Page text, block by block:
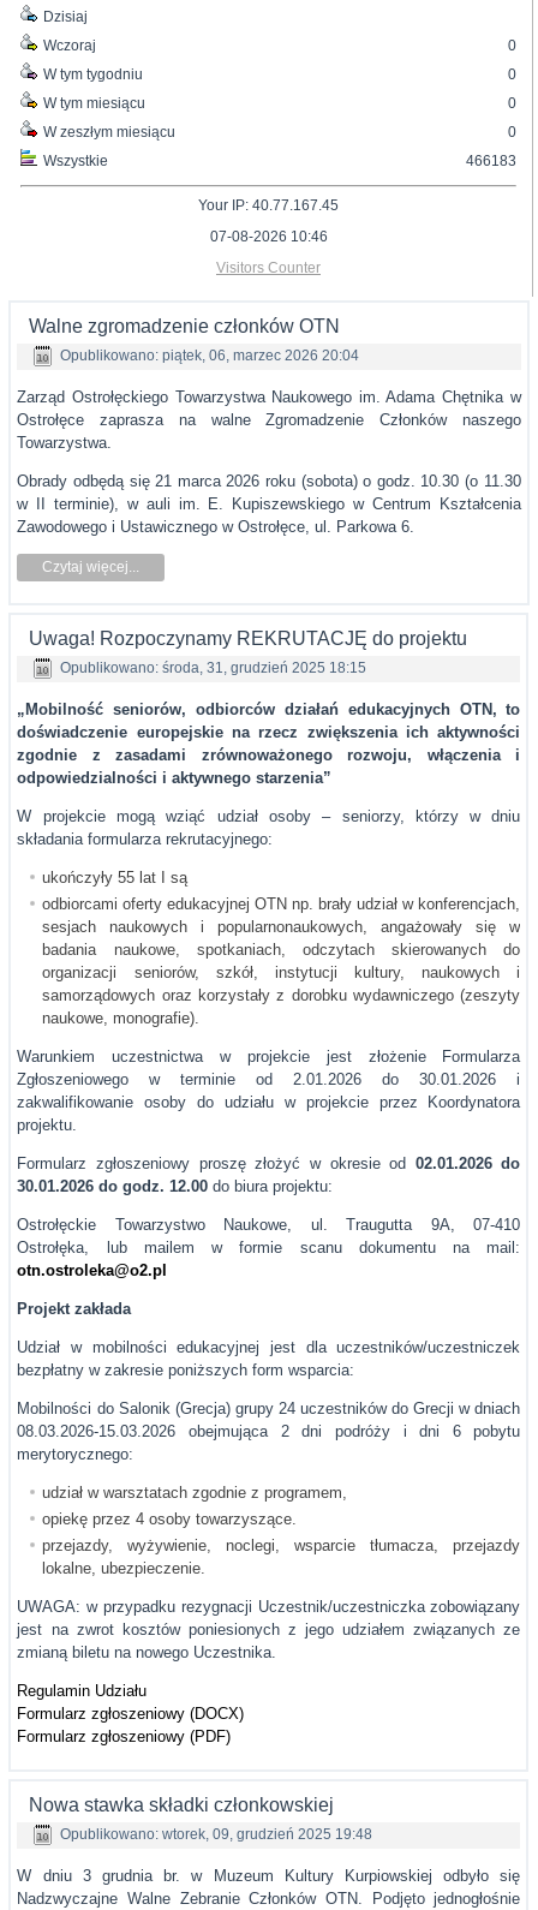
Dzisiaj
Wczoraj
W tym tygodniu
W tym miesiącu
W zeszłym miesiącu
Wszystkie
0
0
0
0
466183
Your IP: 40.77.167.45
07-08-2026 10:46
Visitors Counter
Walne zgromadzenie członków OTN
Opublikowano: piątek, 06, marzec 2026 20:04
Zarząd Ostrołęckiego Towarzystwa Naukowego im. Adama Chętnika w
Ostrołęce zaprasza na walne Zgromadzenie Członków naszego
Towarzystwa.
Obrady odbędą się 21 marca 2026 roku (sobota) o godz. 10.30 (o 11.30
w II terminie), w auli im. E. Kupiszewskiego w Centrum Kształcenia
Zawodowego i Ustawicznego w Ostrołęce, ul. Parkowa 6.
Czytaj więcej...
Uwaga! Rozpoczynamy REKRUTACJĘ do projektu
Opublikowano: środa, 31, grudzień 2025 18:15
„Mobilność seniorów, odbiorców działań edukacyjnych OTN, to
doświadczenie europejskie na rzecz zwiększenia ich aktywności
zgodnie z zasadami zrównoważonego rozwoju, włączenia i
odpowiedzialności i aktywnego starzenia”
W projekcie mogą wziąć udział osoby – seniorzy, którzy w dniu
składania formularza rekrutacyjnego:
ukończyły 55 lat I są
odbiorcami oferty edukacyjnej OTN np. brały udział w konferencjach,
sesjach naukowych i popularnonaukowych, angażowały się w
badania naukowe, spotkaniach, odczytach skierowanych do
organizacji seniorów, szkół, instytucji kultury, naukowych i
samorządowych oraz korzystały z dorobku wydawniczego (zeszyty
naukowe, monografie).
Warunkiem uczestnictwa w projekcie jest złożenie Formularza
Zgłoszeniowego w terminie od 2.01.2026 do 30.01.2026 i
zakwalifikowanie osoby do udziału w projekcie przez Koordynatora
projektu.
Formularz zgłoszeniowy proszę złożyć w okresie od 02.01.2026 do
30.01.2026 do godz. 12.00do biura projektu:
Ostrołęckie Towarzystwo Naukowe, ul. Traugutta 9A, 07-410
Ostrołęka, lub mailem w formie scanu dokumentu na mail:
otn.ostroleka@o2.pl
Projekt zakłada
Udział w mobilności edukacyjnej jest dla uczestników/uczestniczek
bezpłatny w zakresie poniższych form wsparcia:
Mobilności do Salonik (Grecja) grupy 24 uczestników do Grecji w dniach
08.03.2026-15.03.2026 obejmująca 2 dni podróży i dni 6 pobytu
merytorycznego:
udział w warsztatach zgodnie z programem,
opiekę przez 4 osoby towarzyszące.
przejazdy, wyżywienie, noclegi, wsparcie tłumacza, przejazdy
lokalne, ubezpieczenie.
UWAGA: w przypadku rezygnacji Uczestnik/uczestniczka zobowiązany
jest na zwrot kosztów poniesionych z jego udziałem związanych ze
zmianą biletu na nowego Uczestnika.
Regulamin Udziału
Formularz zgłoszeniowy (DOCX)
Formularz zgłoszeniowy (PDF)
Nowa stawka składki członkowskiej
Opublikowano: wtorek, 09, grudzień 2025 19:48
W dniu 3 grudnia br. w Muzeum Kultury Kurpiowskiej odbyło się
Nadzwyczajne Walne Zebranie Członków OTN. Podjęto jednogłośnie